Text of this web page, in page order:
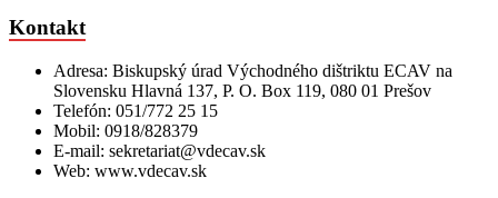
Kontakt
Adresa: Biskupský úrad Východného dištriktu ECAV na
Slovensku Hlavná 137, P. O. Box 119, 080 01 Prešov
Telefón: 051/772 25 15
Mobil: 0918/828379
E-mail: sekretariat@vdecav.sk
Web: www.vdecav.sk